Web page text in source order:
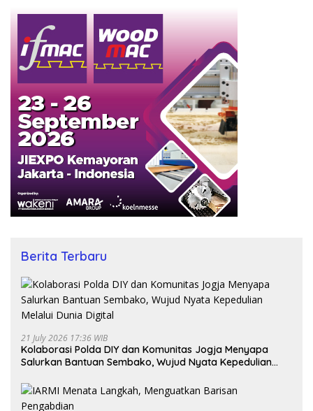
Berita Terbaru
21 July 2026 17:36 WIB
Kolaborasi Polda DIY dan Komunitas Jogja Menyapa
Salurkan Bantuan Sembako, Wujud Nyata Kepedulian